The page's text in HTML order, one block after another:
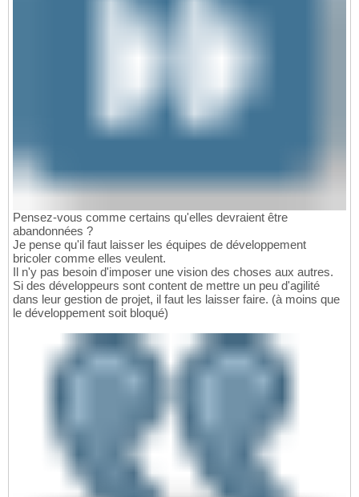
Pensez-vous comme certains qu'elles devraient être
abandonnées ?
Je pense qu'il faut laisser les équipes de développement
bricoler comme elles veulent.
Il n'y pas besoin d'imposer une vision des choses aux autres.
Si des développeurs sont content de mettre un peu d'agilité
dans leur gestion de projet, il faut les laisser faire. (à moins que
le développement soit bloqué)